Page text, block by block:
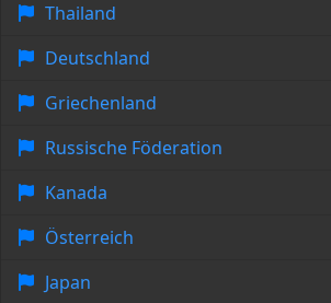
Thailand
Deutschland
Griechenland
Russische Föderation
Kanada
Österreich
Japan